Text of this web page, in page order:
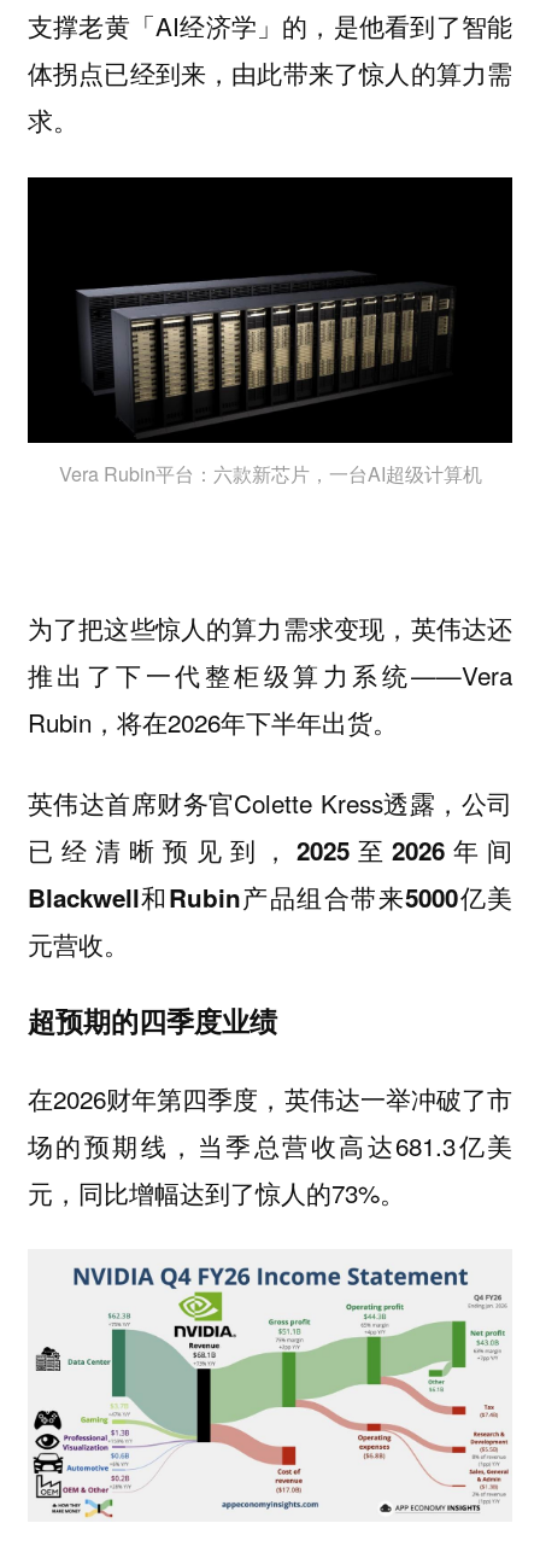
支撑老黄「AI经济学」的，是他看到了智能
体拐点已经到来，由此带来了惊人的算力需
求。
Vera Rubin平台：六款新芯片，一台AI超级计算机
为了把这些惊人的算力需求变现，英伟达还
推出了下一代整柜级算力系统——Vera
Rubin，将在2026年下半年出货。
英伟达首席财务官Colette Kress透露，公司
已经清晰预见到，2025至2026年间
Blackwell和Rubin产品组合带来5000亿美
元营收。
超预期的四季度业绩
在2026财年第四季度，英伟达一举冲破了市
场的预期线，当季总营收高达681.3亿美
元，同比增幅达到了惊人的73%。